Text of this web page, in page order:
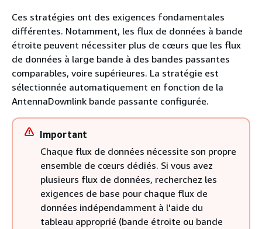
Ces stratégies ont des exigences fondamentales
différentes. Notamment, les flux de données à bande
étroite peuvent nécessiter plus de cœurs que les flux
de données à large bande à des bandes passantes
comparables, voire supérieures. La stratégie est
sélectionnée automatiquement en fonction de la
AntennaDownlink bande passante configurée.
Important
Chaque flux de données nécessite son propre
ensemble de cœurs dédiés. Si vous avez
plusieurs flux de données, recherchez les
exigences de base pour chaque flux de
données indépendamment à l'aide du
tableau approprié (bande étroite ou bande